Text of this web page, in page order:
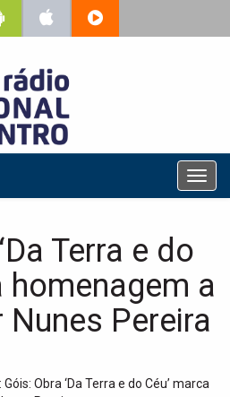
T
o
n
v
a
Terra e do
homenagem a
Pereira